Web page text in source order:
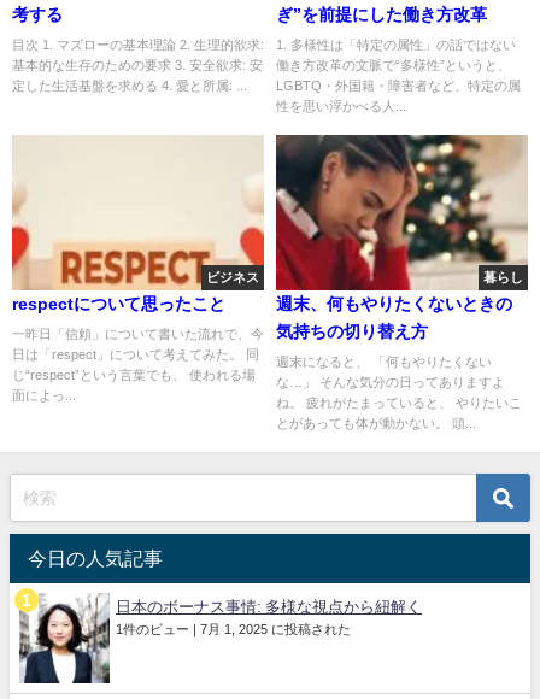
考する
目次 1. マズローの基本理論 2. 生理的欲求:
基本的な生存のための要求 3. 安全欲求: 安
定した生活基盤を求める 4. 愛と所属: ...
ぎ”を前提にした働き方改革
1. 多様性は「特定の属性」の話ではない
働き方改革の文脈で“多様性”というと、
LGBTQ・外国籍・障害者など、特定の属
性を思い浮かべる人...
ビジネス
respectについて思ったこと
一昨日「信頼」について書いた流れで、今
日は「respect」について考えてみた。 同
じ“respect”という言葉でも、 使われる場
面によっ...
暮らし
週末、何もやりたくないときの
気持ちの切り替え方
週末になると、 「何もやりたくない
な…」 そんな気分の日ってありますよ
ね。 疲れがたまっていると、 やりたいこ
とがあっても体が動かない。 頭...
今日の人気記事
日本のボーナス事情: 多様な視点から紐解く
1件のビュー 7月 1, 2025 に投稿された